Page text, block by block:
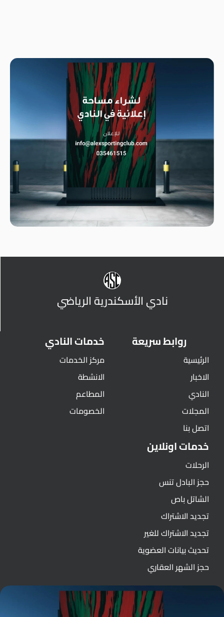
نادي الأسكندرية الرياضي
روابط سريعة
الرئيسية
الاخبار
النادي
المجلات
اتصل بنا
خدمات النادي
مركز الخدمات
الانشطة
المطاعم
الخصومات
خدمات اونلاين
الرحلات
حجز البادل تنس
الشاتل باص
تجديد الاشتراك
تجديد الاشتراك للغير
تحديث بيانات العضوية
حجز الشهر العقاري